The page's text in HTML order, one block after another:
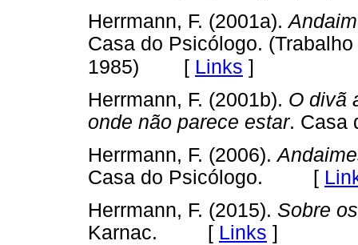
Herrmann, F. (2001a).
Casa do Psicólogo.
1985) [ Links ]
Herrmann, F. (2001b). O divã
onde não parece estar.
Herrmann, F. (2006).
Casa do Psicólogo. [
Herrmann, F. (2015). Sobre
Karnac. [ Links ]